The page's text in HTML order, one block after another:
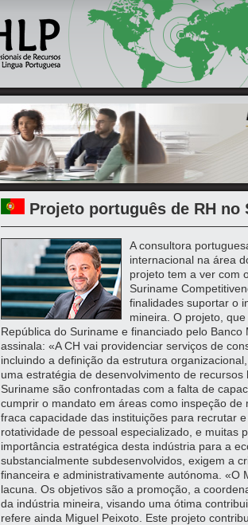
Projeto português de RH no
A consultora
internacional na área
projeto tem a ver com
Suriname
finalidades suportar o
mineira. O projeto,
República do Suriname e financiado pelo
assinala: «A CH vai providenciar serviços de
incluindo a definição da estrutura
uma estratégia de desenvolvimento de
Suriname são confrontadas com a falta de
cumprir o mandato em áreas como inspeção
fraca capacidade das instituições para recrutar
rotatividade de pessoal especializado, e muitas
importância estratégica desta indústria para a
substancialmente subdesenvolvidos, exigem a
financeira e administrativamente autónoma. «O
lacuna. Os objetivos são a promoção, a
da indústria mineira, visando uma ótima
refere ainda Miguel Peixoto. Este projeto